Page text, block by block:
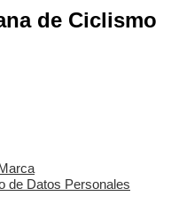
de Ciclismo
de Datos Personales